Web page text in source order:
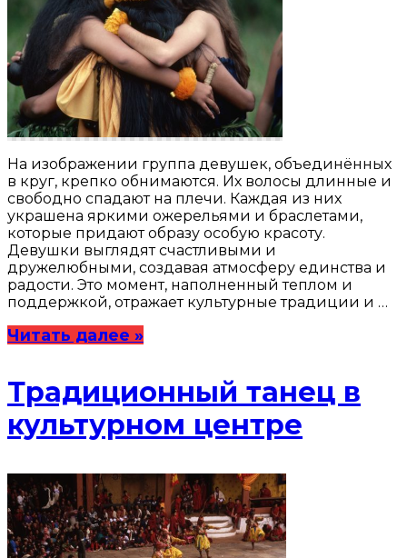
На изображении группа девушек, объединённых
в круг, крепко обнимаются. Их волосы длинные и
свободно спадают на плечи. Каждая из них
украшена яркими ожерельями и браслетами,
которые придают образу особую красоту.
Девушки выглядят счастливыми и
дружелюбными, создавая атмосферу единства и
радости. Это момент, наполненный теплом и
поддержкой, отражает культурные традиции и …
Читать далее »
Традиционный танец в
культурном центре